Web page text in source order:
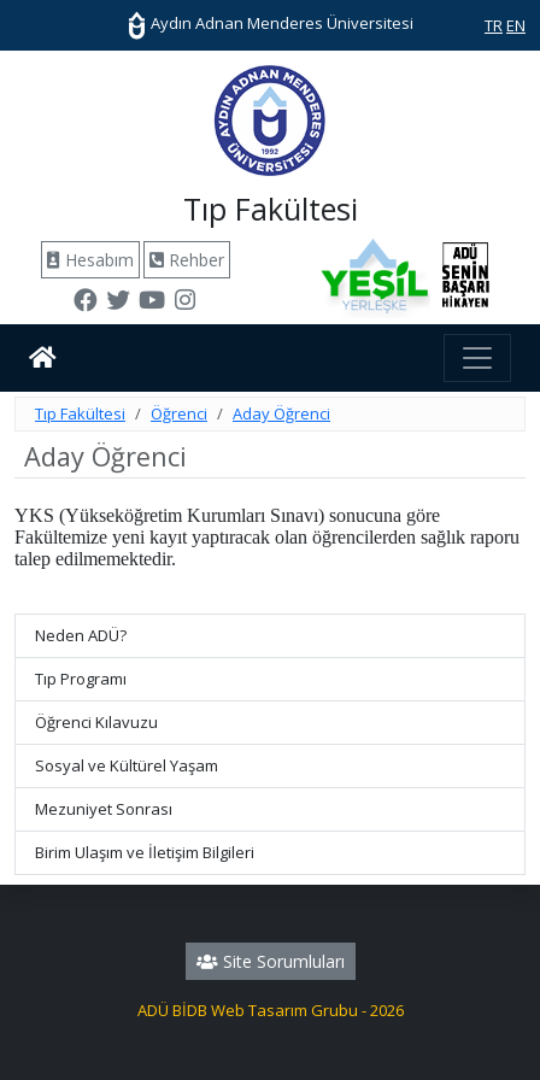
Aydın Adnan Menderes Üniversitesi TR EN
Tıp Fakültesi
Hesabım Rehber
Tıp Fakültesi Öğrenci Aday Öğrenci
Aday Öğrenci
YKS (Yükseköğretim Kurumları Sınavı) sonucuna göre
Fakültemize yeni kayıt yaptıracak olan öğrencilerden sağlık raporu
talep edilmemektedir.
Neden ADÜ?
Tıp Programı
Öğrenci Kılavuzu
Sosyal ve Kültürel Yaşam
Mezuniyet Sonrası
Birim Ulaşım ve İletişim Bilgileri
Site Sorumluları
ADÜ BİDB Web Tasarım Grubu - 2026